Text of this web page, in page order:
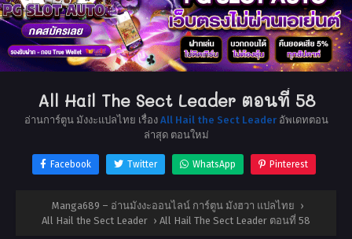
All Hail The Sect Leader ตอนที่ 58
อ่านการ์ตูน มังงะแปลไทย เรื่อง All Hail the Sect Leaderอัพเดทตอน
ล่าสุด ตอนใหม่
Facebook Twitter WhatsApp Pinterest
Manga689 – อ่านมังงะออนไลน์ การ์ตูน มังฮวา แปลไทย ›
All Hail the Sect Leader › All Hail The Sect Leader ตอนที่ 58